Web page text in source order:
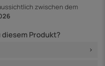
zwischen dem
diesem Produkt?